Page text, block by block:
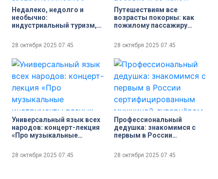
Недалеко, недолго и
необычно:
индустриальный туризм,
путешествие или эко-
тропа по болоту в осенние
каникулы
28 октября 2025 07:45
Путешествиям все
возрасты покорны: как
пожилому пассажиру
и за какой помощью
обратиться
28 октября 2025 07:45
Универсальный язык всех
народов: концерт-лекция
«Про музыкальные
стран» в Музее музыки
Шереметевского дворца
28 октября 2025 07:45
Профессиональный
дедушка: знакомимся с
первым в России
мужчиной-гувернёром
28 октября 2025 07:45